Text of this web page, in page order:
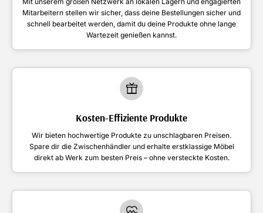
Mitarbeitern stellen wir sicher, dass deine Bestellungen sicher und
schnell bearbeitet werden, damit du deine Produkte ohne lange
Wartezeit genießen kannst.
Kosten-Effiziente Produkte
Wir bieten hochwertige Produkte zu unschlagbaren Preisen.
Spare dir die Zwischenhändler und erhalte erstklassige Möbel
direkt ab Werk zum besten Preis – ohne versteckte Kosten.